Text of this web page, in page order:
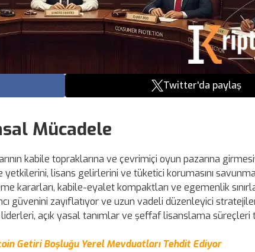
Twitter'da paylaş
Mücadele
kabile topraklarına ve çevrimiçi oyun pazarına
lisans gelirlerini ve tüketici korumasını
kararları, kabile-eyalet kompaktları ve egemenlik
güvenini zayıflatıyor ve uzun vadeli düzenleyici
liderleri, açık yasal tanımlar ve şeffaf lisanslama süreçleri
Getiri Boşluğu Yerel Mevduatları Tehdit Ediyor